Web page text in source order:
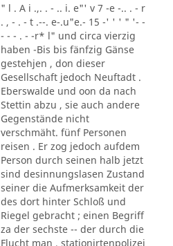
" l . A i .,. . - .. i. e"' v 7 -e -.. . - r
. , - . - t .--. e-.u"e.- 15 -' ' ' " '- -
- - - . - -r* l" und circa vierzig
haben -Bis bis fänfzig Gänse
gestehjen , don dieser
Gesellschaft jedoch Neuftadt .
Eberswalde und oon da nach
Stettin abzu , sie auch andere
Gegenstände nicht
verschmäht. fünf Personen
reisen . Er zog jedoch aufdem
Person durch seinen halb jetzt
sind desinnungslasen Zustand
seiner die Aufmerksamkeit der
des dort hinter Schloß und
Riegel gebracht ; einen Begriff
za der sechste -- der durch die
Flucht man , stationirtenpolizei